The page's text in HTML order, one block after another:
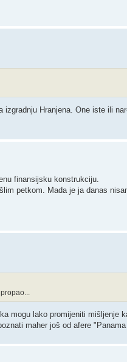
Hranjena. One iste ili
finansijsku konstrukciju.
petkom. Mada je ja danas
mogu lako promijeniti mišljenje
maher još od afere